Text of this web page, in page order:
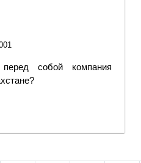
собой компания